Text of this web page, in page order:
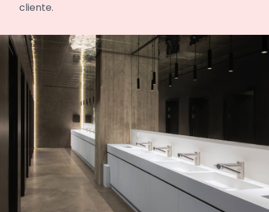
cliente.